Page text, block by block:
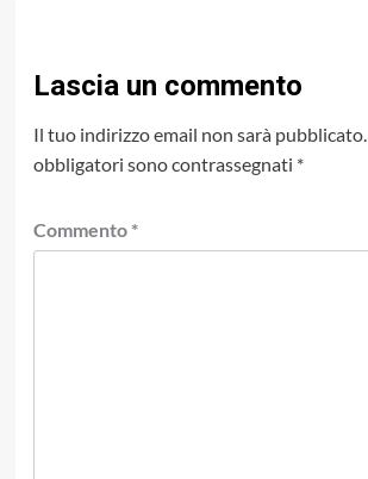
Lascia un commento
Il tuo indirizzo email non sarà pubblicato.
obbligatori sono contrassegnati *
Commento *